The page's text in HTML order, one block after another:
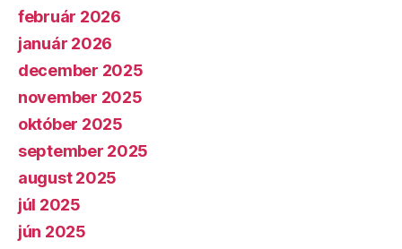
február 2026
január 2026
december 2025
november 2025
október 2025
september 2025
august 2025
júl 2025
jún 2025